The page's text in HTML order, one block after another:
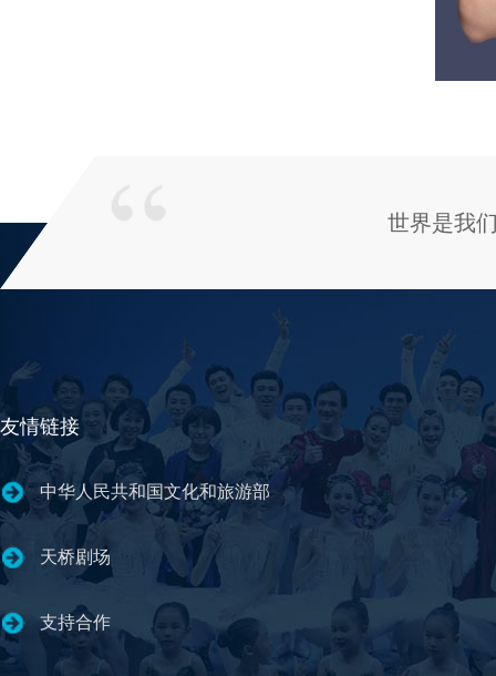
世界是我
友情链接
中华人民共和国文化和旅游部
天桥剧场
支持合作